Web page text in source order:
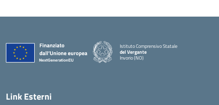
Istituto Comprensivo Statale
del Vergante
Invorio (NO)
Link Esterni